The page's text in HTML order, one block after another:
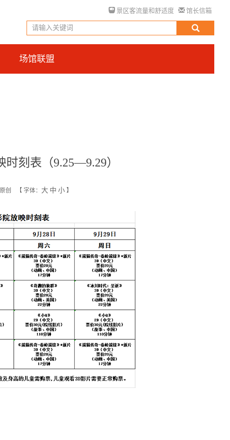
景区客流量和舒适度 馆长信箱
场馆联盟
刻表（9.25—9.29）
创 【 字体： 大 中 小 】